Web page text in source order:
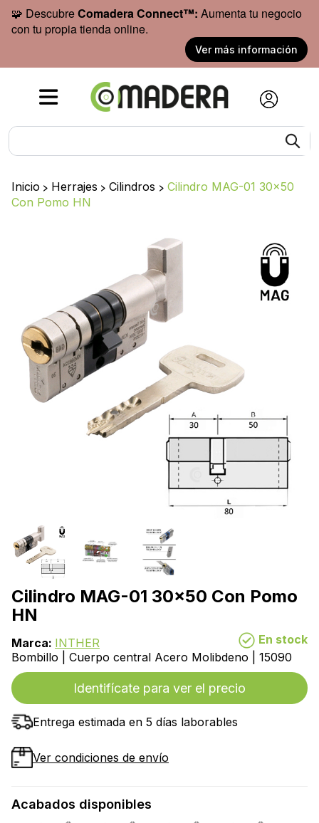
🧩 DescubreComadera Connect™: Aumenta tu negocio
con tu propia tienda online.
Ver más información
Inicio > Herrajes > Cilindros > Cilindro MAG-01 30x50
Con Pomo HN
Cilindro MAG-01 30x50 Con Pomo
HN
Marca: INTHER
En stock
Bombillo | Cuerpo central Acero Molibdeno | 15090
Identifícate para ver el precio
Entrega estimada en 5 días laborables
Ver condiciones de envío
Acabados disponibles